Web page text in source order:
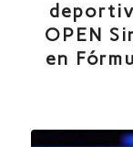
OPEN
en